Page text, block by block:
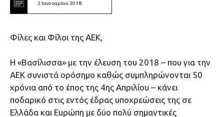
2 Ιανουαρίου 2018
Φίλες και Φίλοι της ΑΕΚ,
Η «Βασίλισσα» με την έλευση του 2018 – που για την
ΑΕΚ συνιστά ορόσημο καθώς συμπληρώνονται 50
χρόνια από το έπος της 4ης Απριλίου – κάνει
ποδαρικό στις εντός έδρας υποχρεώσεις της σε
Ελλάδα και Ευρώπη με δύο πολύ σημαντικές